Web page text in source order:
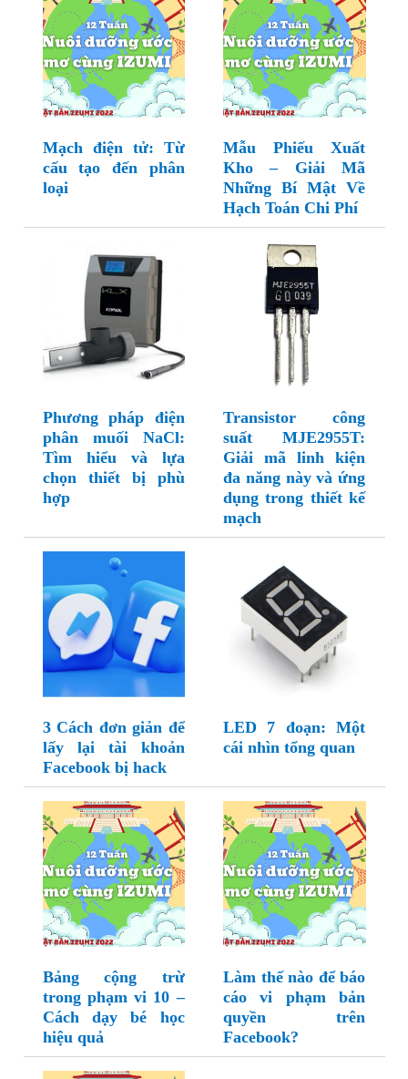
Mạch điện tử: Từ
cấu tạo đến phân
loại
Mẫu Phiếu Xuất
Kho – Giải Mã
Những Bí Mật Về
Hạch Toán Chi Phí
Phương pháp điện
phân muối NaCl:
Tìm hiểu và lựa
chọn thiết bị phù
hợp
Transistor công
suất MJE2955T:
Giải mã linh kiện
đa năng này và ứng
dụng trong thiết kế
mạch
3 Cách đơn giản để
lấy lại tài khoản
Facebook bị hack
LED 7 đoạn: Một
cái nhìn tổng quan
Bảng cộng trừ
trong phạm vi 10 –
Cách dạy bé học
hiệu quả
Làm thế nào để báo
cáo vi phạm bản
quyền trên
Facebook?